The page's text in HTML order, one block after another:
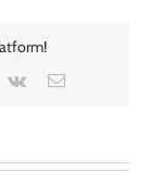
Vk
Correo